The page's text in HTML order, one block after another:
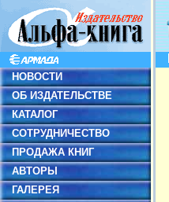
НОВОСТИ
ОБ ИЗДАТЕЛЬСТВЕ
КАТАЛОГ
СОТРУДНИЧЕСТВО
ПРОДАЖА КНИГ
АВТОРЫ
ГАЛЕРЕЯ